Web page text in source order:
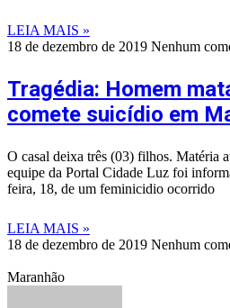
LEIA MAIS »
18 de dezembro de 2019 Nenhum
Tragédia: Homem
comete suicídio em
O casal deixa três (03) filhos. Matéria
equipe da Portal Cidade Luz foi
feira, 18, de um feminicidio ocorrido
LEIA MAIS »
18 de dezembro de 2019 Nenhum
Maranhão